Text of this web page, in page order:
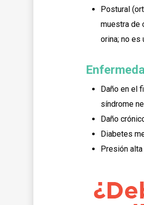
Postural
muestra de
orina; no es
Daño en el
síndrome
Daño
Diabetes
Presión